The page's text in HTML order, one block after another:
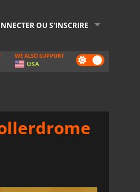
OU S'INSCRIRE
Dark
mode
WE ALSO SUPPORT
USA